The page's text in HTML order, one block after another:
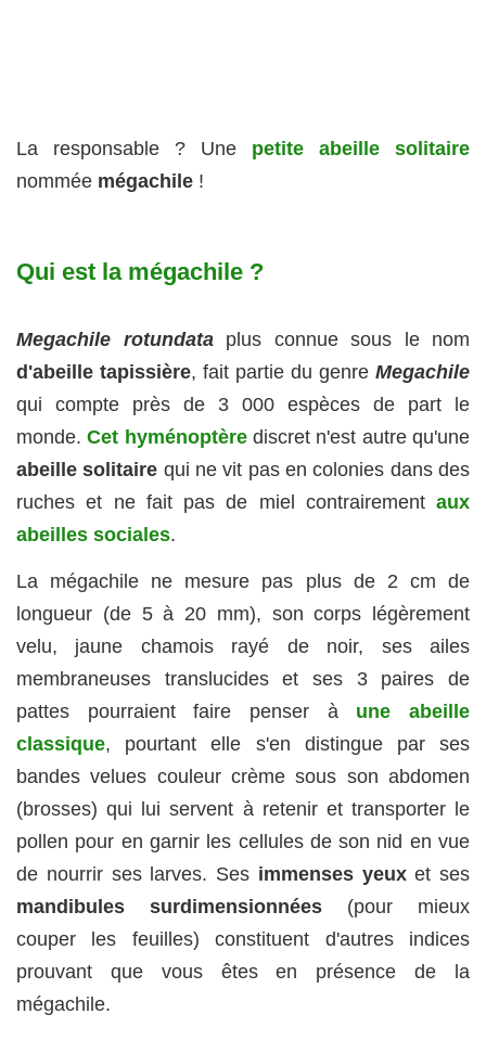
La responsable ? Une petite abeille solitaire
nommée mégachile !
Qui est la mégachile ?
Megachile rotundata plus connue sous le nom
d'abeille tapissière, fait partie du genre Megachile
qui compte près de 3 000 espèces de part le
monde.Cet hyménoptèrediscret n'est autre qu'une
abeille solitaire qui ne vit pas en colonies dans des
ruches et ne fait pas de miel contrairement aux
abeilles sociales.
La mégachile ne mesure pas plus de 2 cm de
longueur (de 5 à 20 mm), son corps légèrement
velu, jaune chamois rayé de noir, ses ailes
membraneuses translucides et ses 3 paires de
pattes pourraient faire penser à une abeille
classique, pourtant elle s'en distingue par ses
bandes velues couleur crème sous son abdomen
(brosses) qui lui servent à retenir et transporter le
pollen pour en garnir les cellules de son nid en vue
de nourrir ses larves. Ses immenses yeuxet ses
mandibules surdimensionnées (pour mieux
couper les feuilles) constituent d'autres indices
prouvant que vous êtes en présence de la
mégachile.